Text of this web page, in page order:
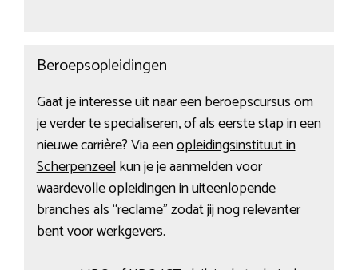
Beroepsopleidingen
Gaat je interesse uit naar een beroepscursus om
je verder te specialiseren, of als eerste stap in een
nieuwe carrière? Via eenopleidingsinstituut in
Scherpenzeelkun je je aanmelden voor
waardevolle opleidingen in uiteenlopende
branches als “reclame” zodat jij nog relevanter
bent voor werkgevers.